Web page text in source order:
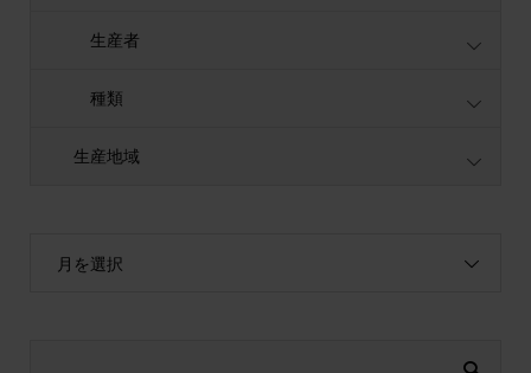
生産者
種類
生産地域
月を選択